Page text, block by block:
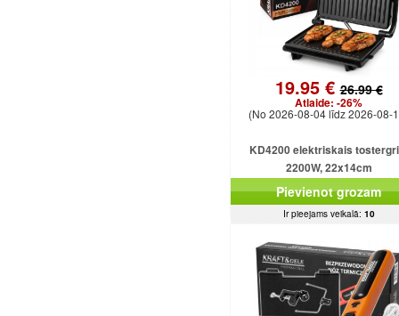
19.95 €26.99 €
Atlaide: -26%
(No 2026-08-04 līdz 2026-08-
KD4200 elektriskais
2200W, 22x14cm
Pievienot grozam
Ir pieejams veikalā: 10